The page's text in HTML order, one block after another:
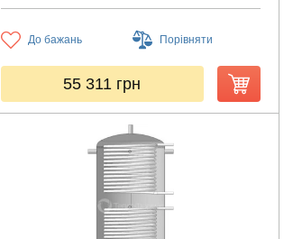
До бажань Порівняти
55 311 грн